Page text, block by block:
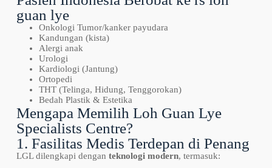
guan lye
Onkologi Tumor/kanker payudara
Kandungan (kista)
Alergi anak
Urologi
Kardiologi (Jantung)
Ortopedi
THT (Telinga, Hidung, Tenggorokan)
Bedah Plastik & Estetika
Mengapa Memilih Loh Guan Lye
Specialists Centre?
1. Fasilitas Medis Terdepan di Penang
LGL dilengkapi dengan teknologi modern, termasuk: